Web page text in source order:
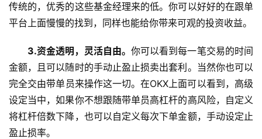
传统的，优秀的这些基金经理来的低。你可以好好的在跟单
平台上面慢慢的找到，同样也能给你带来可观的投资收益。
3.资金透明，灵活自由。 你可以看到每一笔交易的时间
金额，且可以随时的手动止盈止损卖出套利。当然你也可以
完全交由带单员来操作这一切。在OKX上面可以看到，高级
设定当中，如果你不想跟随带单员高杠杆的高风险，自定义
将杠杆倍数下降，也可以自定义每次下单金额，手动设定止
盈止损率。